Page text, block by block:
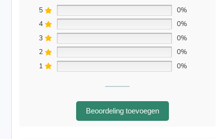
5
0%
4
0%
3
0%
2
0%
1
0%
Beoordeling toevoegen